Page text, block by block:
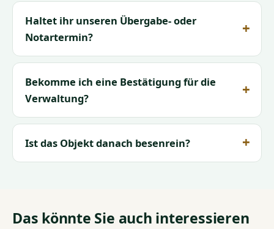
Haltet ihr unseren Übergabe- oder
Notartermin?
Bekomme ich eine Bestätigung für die
Verwaltung?
Ist das Objekt danach besenrein?
Das könnte Sie auch interessieren